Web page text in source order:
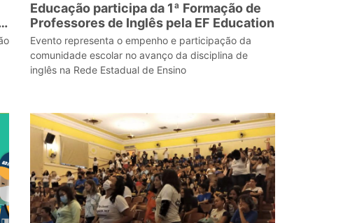
Educação participa da 1ª Formação de
Professores de Inglês pela EF Education
Evento representa o empenho e participação da
comunidade escolar no avanço da disciplina de
inglês na Rede Estadual de Ensino